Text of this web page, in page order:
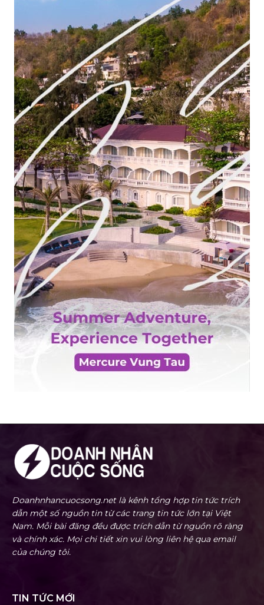
Doanhnhancuocsong.net là kênh tổng hợp tin tức trích
dẫn một số nguồn tin từ các trang tin tức lớn tại Việt
Nam. Mỗi bài đăng đều được trích dẫn từ nguồn rõ ràng
và chính xác. Mọi chi tiết xin vui lòng liên hệ qua email
của chúng tôi.
TIN TỨC MỚI